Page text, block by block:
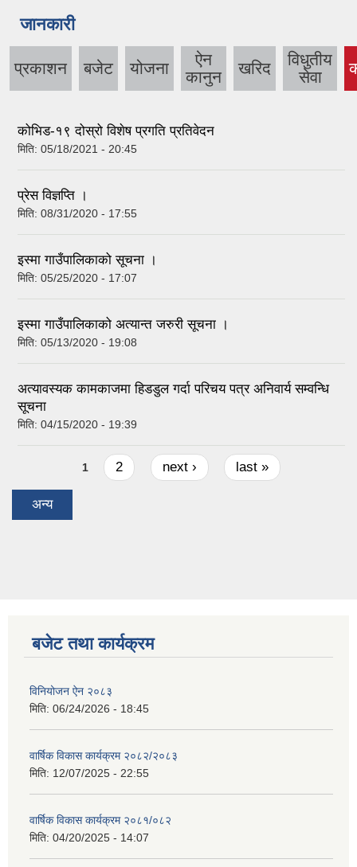
जानकारी
प्रकाशन बजेट योजना
ऐन
कानुन
खरिद
विधुतीय
सेवा
कोभिड-१९ दोस्रो विशेष प्रगति प्रतिवेदन
मिति: 05/18/2021 - 20:45
प्रेस विज्ञप्ति ।
मिति: 08/31/2020 - 17:55
इस्मा गाउँपालिकाको सूचना ।
मिति: 05/25/2020 - 17:07
इस्मा गाउँपालिकाको अत्यान्त जरुरी सूचना ।
मिति: 05/13/2020 - 19:08
अत्यावस्यक कामकाजमा हिडडुल गर्दा परिचय पत्र अनिवार्य सम्वन्धि
सूचना
मिति: 04/15/2020 - 19:39
1 2 next › last »
अन्य
बजेट तथा कार्यक्रम
विनियोजन ऐन २०८३
मिति: 06/24/2026 - 18:45
वार्षिक विकास कार्यक्रम २०८२/२०८३
मिति: 12/07/2025 - 22:55
वार्षिक विकास कार्यक्रम २०८१/०८२
मिति: 04/20/2025 - 14:07